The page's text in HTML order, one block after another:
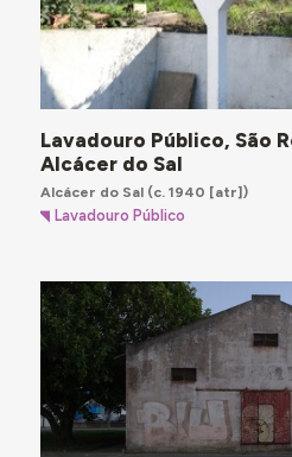
Lavadouro Público, São
Alcácer do Sal
Alcácer do Sal(c. 1940 [atr])
Lavadouro Público